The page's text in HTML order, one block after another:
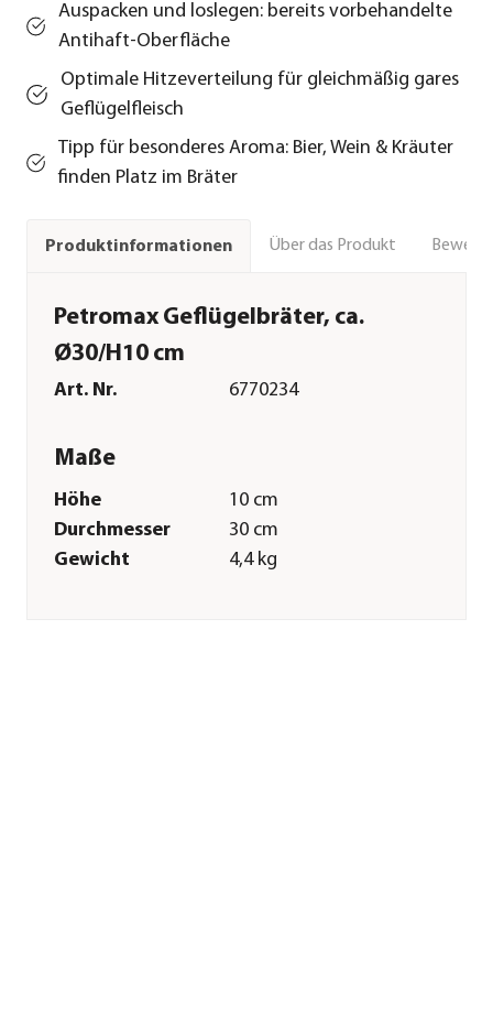
Auspacken und loslegen: bereits vorbehandelte
Antihaft-Oberfläche
Optimale Hitzeverteilung für gleichmäßig gares
Geflügelfleisch
Tipp für besonderes Aroma: Bier, Wein & Kräuter
finden Platz im Bräter
Produktinformationen Über das Produkt
Petromax Geflügelbräter, ca.
Ø30/H10 cm
Art. Nr. 6770234
Maße
Höhe
10 cm
Durchmesser
30 cm
Gewicht
4,4 kg